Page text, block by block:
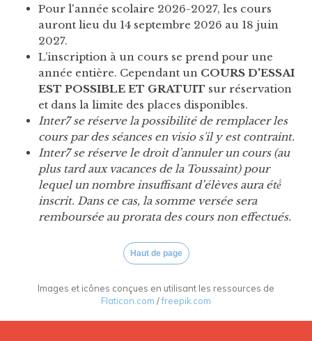
Pour l'année scolaire 2026-2027, les cours
auront lieu du 14 septembre 2026 au 18 juin
2027.
L’inscription à un cours se prend pour une
année entière. Cependant un COURS D'ESSAI
EST POSSIBLE ET GRATUIT sur réservation
et dans la limite des places disponibles.
Inter7 se réserve la possibilité de remplacer les
cours par des séances en visio s'il y est contraint.
Inter7 se réserve le droit d’annuler un cours (au
plus tard aux vacances de la Toussaint) pour
lequel un nombre insuffisant d’élèves aura été́
inscrit. Dans ce cas, la somme versée sera
remboursée au prorata des cours non effectués.
Haut de page
Images et icônes conçues en utilisant les ressources de
Flaticon.com /freepik.com